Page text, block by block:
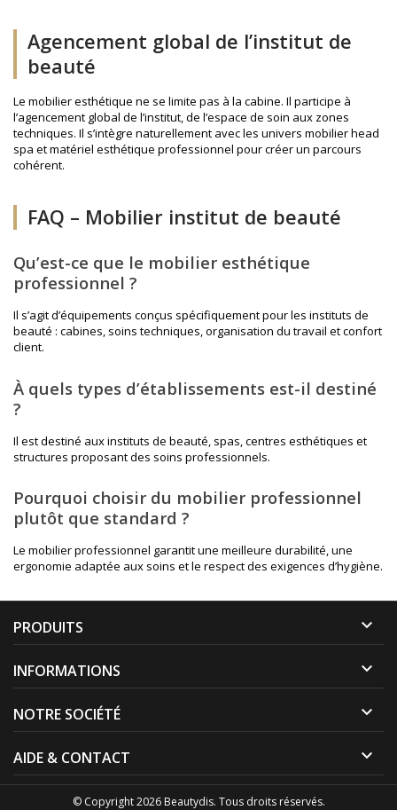
Agencement global de l’institut de
beauté
Le mobilier esthétique ne se limite pas à la cabine. Il participe à
l’agencement global de l’institut, de l’espace de soin aux zones
techniques. Il s’intègre naturellement avec les univers mobilier head
spa etmatériel esthétique professionnel pour créer un parcours
cohérent.
FAQ – Mobilier institut de beauté
Qu’est-ce que le mobilier esthétique
professionnel ?
Il s’agit d’équipements conçus spécifiquement pour les instituts de
beauté : cabines, soins techniques, organisation du travail et confort
client.
À quels types d’établissements est-il destiné
?
Il est destiné aux instituts de beauté, spas, centres esthétiques et
structures proposant des soins professionnels.
Pourquoi choisir du mobilier professionnel
plutôt que standard ?
Le mobilier professionnel garantit une meilleure durabilité, une
ergonomie adaptée aux soins et le respect des exigences d’hygiène.
PRODUITS 
INFORMATIONS 
NOTRE SOCIÉTÉ 
AIDE & CONTACT 
© Copyright 2026 Beautydis. Tous droits réservés.